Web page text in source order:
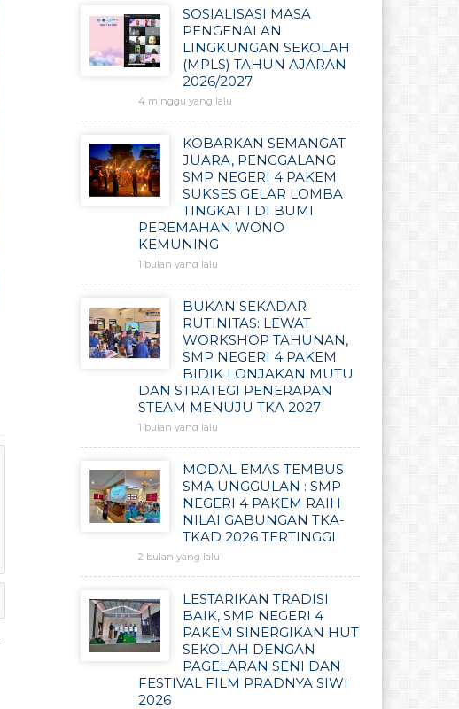
SOSIALISASI MASA
PENGENALAN
LINGKUNGAN SEKOLAH
(MPLS) TAHUN AJARAN
2026/2027
4 minggu yang lalu
KOBARKAN SEMANGAT
JUARA, PENGGALANG
SMP NEGERI 4 PAKEM
SUKSES GELAR LOMBA
TINGKAT I DI BUMI
PEREMAHAN WONO
KEMUNING
1 bulan yang lalu
BUKAN SEKADAR
RUTINITAS: LEWAT
WORKSHOP TAHUNAN,
SMP NEGERI 4 PAKEM
BIDIK LONJAKAN MUTU
DAN STRATEGI PENERAPAN
STEAM MENUJU TKA 2027
1 bulan yang lalu
MODAL EMAS TEMBUS
SMA UNGGULAN : SMP
NEGERI 4 PAKEM RAIH
NILAI GABUNGAN TKA-
TKAD 2026 TERTINGGI
2 bulan yang lalu
LESTARIKAN TRADISI
BAIK, SMP NEGERI 4
PAKEM SINERGIKAN HUT
SEKOLAH DENGAN
PAGELARAN SENI DAN
FESTIVAL FILM PRADNYA SIWI
2026